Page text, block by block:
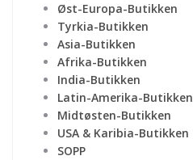
Øst-Europa-Butikken
Tyrkia-Butikken
Asia-Butikken
Afrika-Butikken
India-Butikken
Latin-Amerika-Butikken
Midtøsten-Butikken
USA & Karibia-Butikken
SOPP